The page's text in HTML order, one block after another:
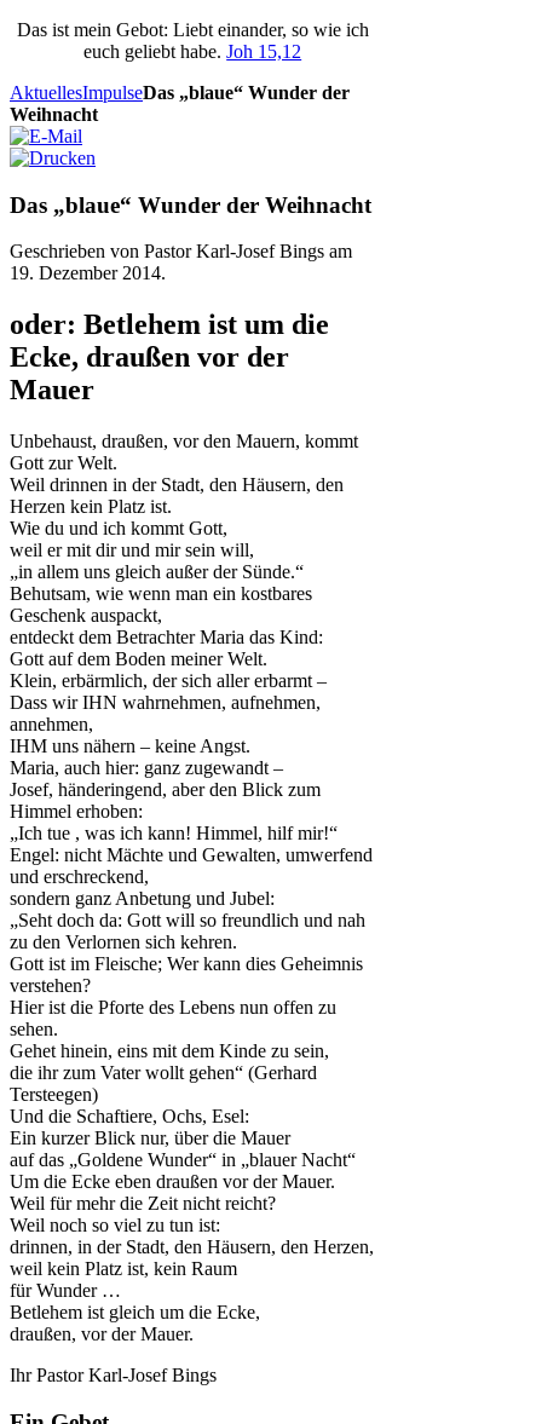
Das ist mein Gebot: Liebt einander, so wie ich
euch geliebt habe.Joh 15,12
AktuellesImpulseDas „blaue“ Wunder der
Weihnacht
Das „blaue“ Wunder der Weihnacht
Geschrieben von Pastor Karl-Josef Bings am
19. Dezember 2014.
oder: Betlehem ist um die
Ecke, draußen vor der
Mauer
Unbehaust, draußen, vor den Mauern, kommt
Gott zur Welt.
Weil drinnen in der Stadt, den Häusern, den
Herzen kein Platz ist.
Wie du und ich kommt Gott,
weil er mit dir und mir sein will,
„in allem uns gleich außer der Sünde.“
Behutsam, wie wenn man ein kostbares
Geschenk auspackt,
entdeckt dem Betrachter Maria das Kind:
Gott auf dem Boden meiner Welt.
Klein, erbärmlich, der sich aller erbarmt –
Dass wir IHN wahrnehmen, aufnehmen,
annehmen,
IHM uns nähern – keine Angst.
Maria, auch hier: ganz zugewandt –
Josef, händeringend, aber den Blick zum
Himmel erhoben:
„Ich tue , was ich kann! Himmel, hilf mir!“
Engel: nicht Mächte und Gewalten, umwerfend
und erschreckend,
sondern ganz Anbetung und Jubel:
„Seht doch da: Gott will so freundlich und nah
zu den Verlornen sich kehren.
Gott ist im Fleische; Wer kann dies Geheimnis
verstehen?
Hier ist die Pforte des Lebens nun offen zu
sehen.
Gehet hinein, eins mit dem Kinde zu sein,
die ihr zum Vater wollt gehen“ (Gerhard
Tersteegen)
Und die Schaftiere, Ochs, Esel:
Ein kurzer Blick nur, über die Mauer
auf das „Goldene Wunder“ in „blauer Nacht“
Um die Ecke eben draußen vor der Mauer.
Weil für mehr die Zeit nicht reicht?
Weil noch so viel zu tun ist:
drinnen, in der Stadt, den Häusern, den Herzen,
weil kein Platz ist, kein Raum
für Wunder …
Betlehem ist gleich um die Ecke,
draußen, vor der Mauer.
Ihr Pastor Karl-Josef Bings